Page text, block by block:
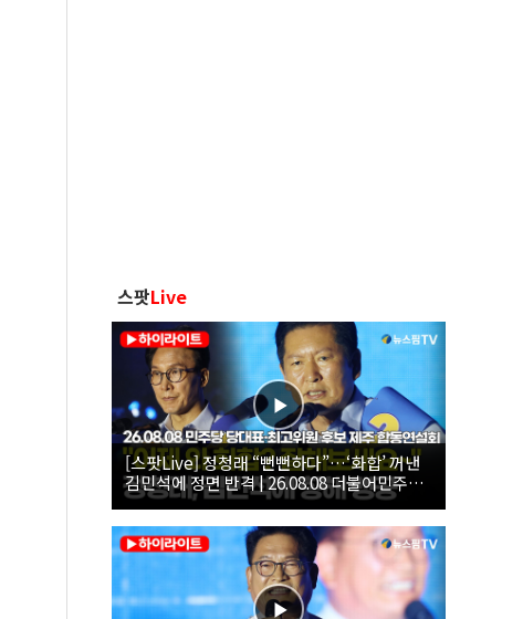
스팟Live
[스팟Live] 정청래 “뻔뻔하다”…‘화합’ 꺼낸
김민석에 정면 반격 | 26.08.08 더불어민주당
당대표·최고위원 후보 제주 합동연설회